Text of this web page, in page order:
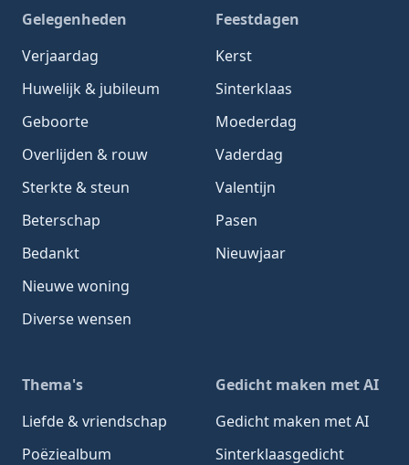
Gelegenheden
Verjaardag
Huwelijk & jubileum
Geboorte
Overlijden & rouw
Sterkte & steun
Beterschap
Bedankt
Nieuwe woning
Diverse wensen
Feestdagen
Kerst
Sinterklaas
Moederdag
Vaderdag
Valentijn
Pasen
Nieuwjaar
Thema's
Liefde & vriendschap
Poëziealbum
Gedicht maken met AI
Gedicht maken met AI
Sinterklaasgedicht